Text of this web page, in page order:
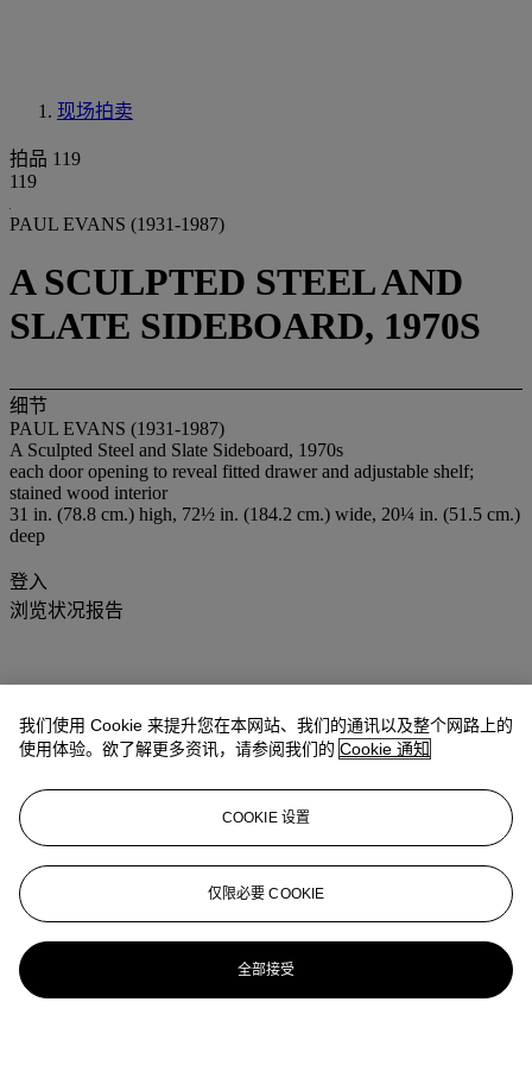
现场拍卖
拍品 119
119
PAUL EVANS (1931-1987)
A SCULPTED STEEL AND
SLATE SIDEBOARD, 1970S
细节
PAUL EVANS (1931-1987)
A Sculpted Steel and Slate Sideboard, 1970s
each door opening to reveal fitted drawer and adjustable shelf;
stained wood interior
31 in. (78.8 cm.) high, 72½ in. (184.2 cm.) wide, 20¼ in. (51.5 cm.)
deep
登入
浏览状况报告
我们使用 Cookie 来提升您在本网站、我们的通讯以及整个网路上的
使用体验。欲了解更多资讯，请参阅我们的 Cookie 通知
COOKIE 设置
仅限必要 COOKIE
全部接受